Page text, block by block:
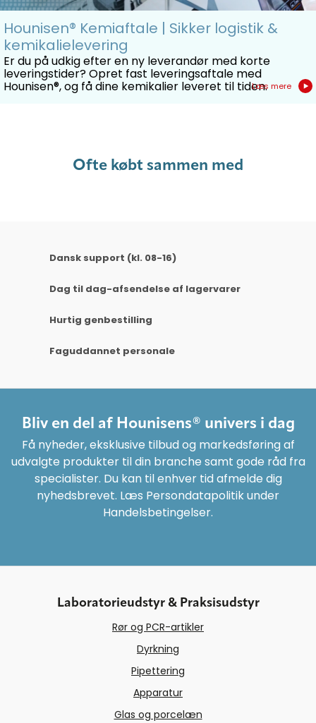
Hounisen® Kemiaftale | Sikker logistik &
kemikalielevering
Er du på udkig efter en ny leverandør med korte
leveringstider? Opret fast leveringsaftale med
Hounisen®, og få dine kemikalier leveret til tiden.Læs mere
Ofte købt sammen med
Dansk support (kl. 08-16)
Dag til dag-afsendelse af lagervarer
Hurtig genbestilling
Faguddannet personale
Bliv en del af Hounisens® univers i dag
Få nyheder, eksklusive tilbud og markedsføring af
udvalgte produkter til din branche samt gode råd fra
specialister. Du kan til enhver tid afmelde dig
nyhedsbrevet. Læs Persondatapolitik under
Handelsbetingelser.
Laboratorieudstyr & Praksisudstyr
Rør og PCR-artikler
Dyrkning
Pipettering
Apparatur
Glas og porcelæn